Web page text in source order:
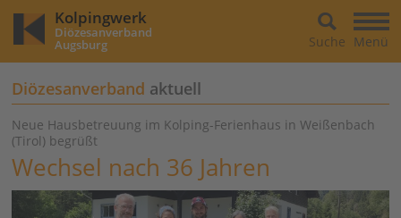
Kolpingwerk
Diözesanverband
Augsburg Menü
Suche
Diözesanverband aktuell
Neue Hausbetreuung im Kolping-Ferienhaus in Weißenbach
(Tirol) begrüßt
Wechsel nach 36 Jahren